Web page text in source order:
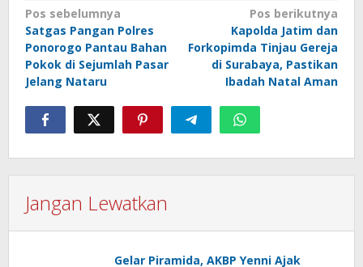
Navigasi
pos
Pos sebelumnya
Satgas Pangan Polres
Ponorogo Pantau Bahan
Pokok di Sejumlah Pasar
Jelang Nataru
Pos berikutnya
Kapolda Jatim dan
Forkopimda Tinjau Gereja
di Surabaya, Pastikan
Ibadah Natal Aman
Jangan Lewatkan
Gelar Piramida, AKBP Yenni Ajak